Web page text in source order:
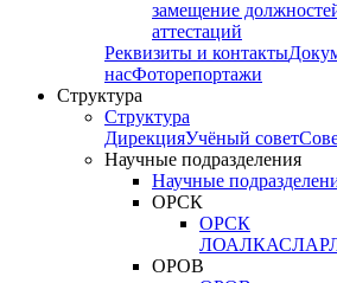
замещение
аттестаций
Реквизиты и контакты
насФоторепортажи
Структура
Структура
ДирекцияУчёный совет
Научные подразделения
Научные
ОРСК
ОРСК
ЛОАЛКАСЛАР
ОРОВ